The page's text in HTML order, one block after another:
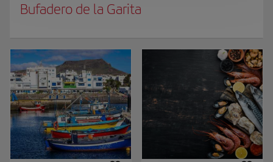
Bufadero de la Garita